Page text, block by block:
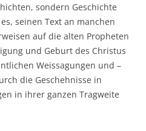
sondern Geschichte
seinen Text an manchen
auf die alten Propheten
und Geburt des Christus
Weissagungen und –
die Geschehnisse in
in ihrer ganzen Tragweite